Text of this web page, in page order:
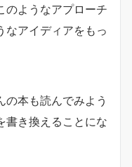
のようなアプローチ
なアイディアをもっ
の本も読んでみよう
書き換えることにな